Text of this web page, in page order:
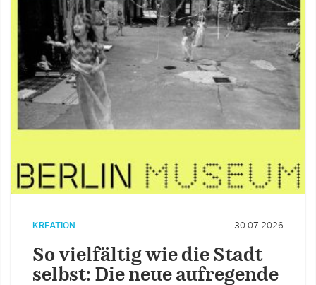
KREATION 30.07.2026
So vielfältig wie die Stadt
selbst: Die neue aufregende